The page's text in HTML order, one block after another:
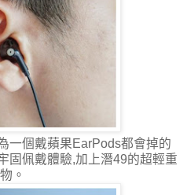
一個戴蘋果EarPods都會掉的
固佩戴體驗,加上潛49的超輕重
。